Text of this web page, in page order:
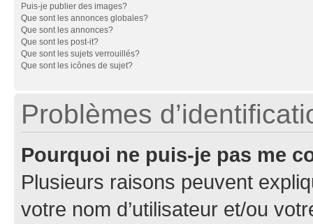
Puis-je publier des images?
Que sont les annonces globales?
Que sont les annonces?
Que sont les post-it?
Que sont les sujets verrouillés?
Que sont les icônes de sujet?
Problèmes
Pourquoi ne puis-je pas me
Plusieurs raisons peuvent
votre nom d’utilisateur et/ou